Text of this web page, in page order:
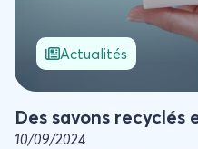
Actualités
Des savons recyclés
10/09/2024